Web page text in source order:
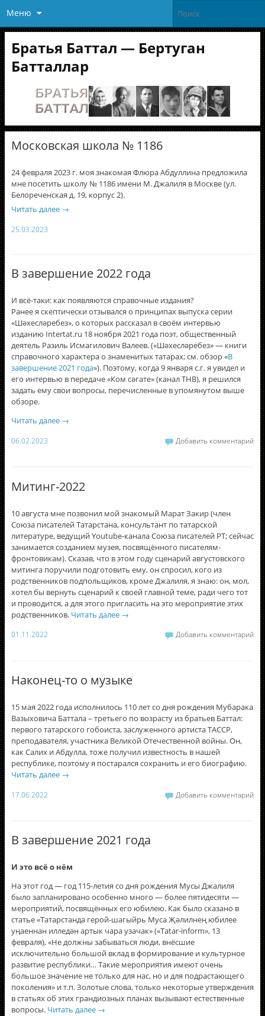
Меню
Братья Баттал — Бертуган
Батталлар
Московская школа № 1186
24 февраля 2023 г. моя знакомая Флюра Абдуллина предложила
мне посетить школу № 1186 имени М. Джалиля в Москве (ул.
Белореченская д. 19, корпус 2).
Читать далее →
25.03.2023
В завершение 2022 года
И всë-таки: как появляются справочные издания?
Ранее я скептически отзывался о принципах выпуска серии
«Шәхесләребез», о которых рассказал в своём интервью
изданию Intertat.ru 18 ноября 2021 года поэт, общественный
деятель Разиль Исмагилович Валеев. («Шәхесләребез» — книги
справочного характера о знаменитых татарах; см. обзор «В
завершение 2021 года»). Поэтому, когда 9 января с.г. я увидел и
его интервью в передаче «Ком сәгате» (канал ТНВ), я решился
задать ему свои вопросы, перечисленные в упомянутом выше
обзоре.
Читать далее →
06.02.2023 Добавить комментарий
Митинг-2022
10 августа мне позвонил мой знакомый Марат Закир (член
Союза писателей Татарстана, консультант по татарской
литературе, ведущий Youtube-канала Союза писателей РТ; сейчас
занимается созданием музея, посвящённого писателям-
фронтовикам). Сказав, что в этом году сценарий августовского
митинга поручили подготовить ему, он спросил, кого из
родственников подпольщиков, кроме Джалиля, я знаю: он, мол,
хотел бы вернуть сценарий к своей главной теме, ради чего тот
и проводится, а для этого пригласить на это мероприятие этих
родственников. Читать далее →
01.11.2022 Добавить комментарий
Наконец-то о музыке
15 мая 2022 года исполнилось 110 лет со дня рождения Мубарака
Вазыховича Баттала – третьего по возрасту из братьев Баттал:
первого татарского гобоиста, заслуженного артиста ТАССР,
преподавателя, участника Великой Отечественной войны. Он,
как Салих и Абдулла, тоже получил известность в нашей
республике, поэтому я постарался сохранить и его биографию.
Читать далее →
17.06.2022 Добавить комментарий
В завершение 2021 года
И это всё о нём
На этот год — год 115-летия со дня рождения Мусы Джалиля
было запланировано особенно много — более пятидесяти —
мероприятий, посвящённых его юбилею. Как было сказано в
статье «Татарстанда герой-шагыйрь Муса Җәлилнең юбилее
уңаеннан илледән артык чара узачак» («Tatar-inform», 13
февраля), «Не должны забываться люди, внёсшие
исключительно большой вклад в формирование и культурное
развитие республики… Такие мероприятия имеют очень
большое значение не только для нас, но и для подрастающего
поколения» и т.п. Золотые слова, только некоторые утверждения
в статьях об этих грандиозных планах вызывают естественные
вопросы. Читать далее →